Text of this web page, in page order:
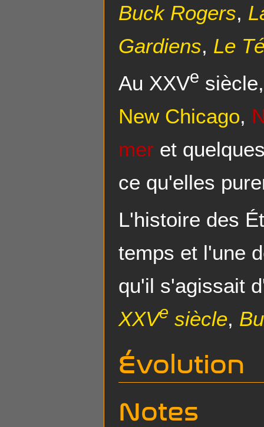
Buck Rogers,
Gardiens, Le
Au XXVe
New Chicago,
mer et
ce qu'elles
L'histoire des
temps et l'une
qu'il s'agissait
XXVe siècle,
Évolution
Notes